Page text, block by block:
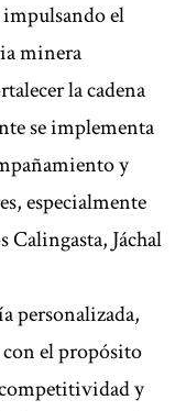
el
minera
la cadena
se implementa
y
especialmente
Calingasta, Jáchal
personalizada,
el propósito
y